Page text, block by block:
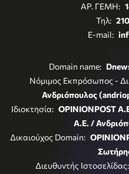
ΑΡ. ΓΕΜΗ:
Τηλ:
E-mail:
Domain name:
Νόμιμος Εκπρόσωπος -
Ανδριόπουλος
Ιδιοκτησία: OPINIONPOST
Α.Ε. /
Δικαιούχος Domain:
Διευθυντής Ιστοσελίδας: